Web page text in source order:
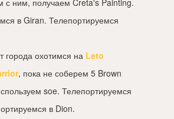
в Giran. Телепортируемся
города охотимся на Leto
, пока не соберем 5 Brown
soe. Телепортируемся
в Dion.